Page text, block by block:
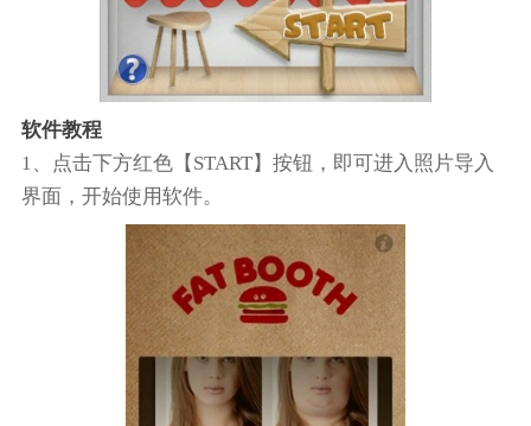
软件教程
1、点击下方红色【START】按钮，即可进入照片导入
界面，开始使用软件。